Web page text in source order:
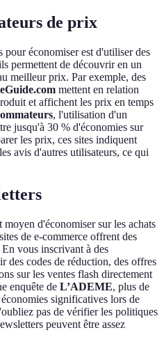
de prix
pour économiser est d'utiliser des
permettent de découvrir en un
meilleur prix. Par exemple, des
mettent en relation
et affichent les prix en temps
, l'utilisation d'un
jusqu'à 30 % d'économies sur
les prix, ces sites indiquent
avis d'autres utilisateurs, ce qui
d'économiser sur les achats
de e-commerce offrent des
vous inscrivant à des
des codes de réduction, des offres
sur les ventes flash directement
enquête de L’ADEME, plus de
significatives lors de
pas de vérifier les politiques
peuvent être assez